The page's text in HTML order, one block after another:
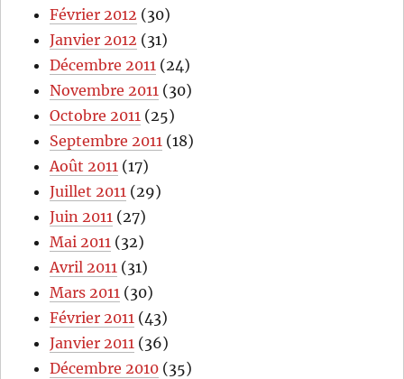
Février 2012 (30)
Janvier 2012 (31)
Décembre 2011 (24)
Novembre 2011 (30)
Octobre 2011 (25)
Septembre 2011 (18)
Août 2011 (17)
Juillet 2011 (29)
Juin 2011 (27)
Mai 2011 (32)
Avril 2011 (31)
Mars 2011 (30)
Février 2011 (43)
Janvier 2011 (36)
Décembre 2010 (35)